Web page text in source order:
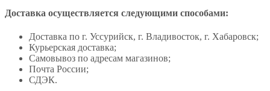
Доставка осуществляется следующими способами:
Доставка по г. Уссурийск, г. Владивосток, г. Хабаровск;
Курьерская доставка;
Самовывоз по адресам магазинов;
Почта России;
СДЭК.